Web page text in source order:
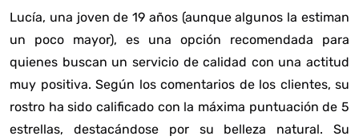
Lucía, una joven de 19 años (aunque algunos la estiman
un poco mayor), es una opción recomendada para
quienes buscan un servicio de calidad con una actitud
muy positiva. Según los comentarios de los clientes, su
rostro ha sido calificado con la máxima puntuación de 5
estrellas, destacándose por su belleza natural. Su